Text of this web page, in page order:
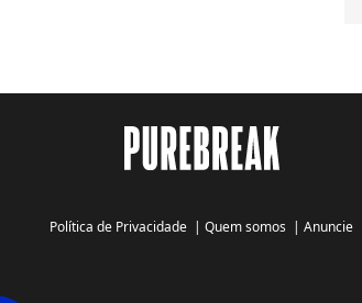
Política de Privacidade | Quem somos | Anuncie